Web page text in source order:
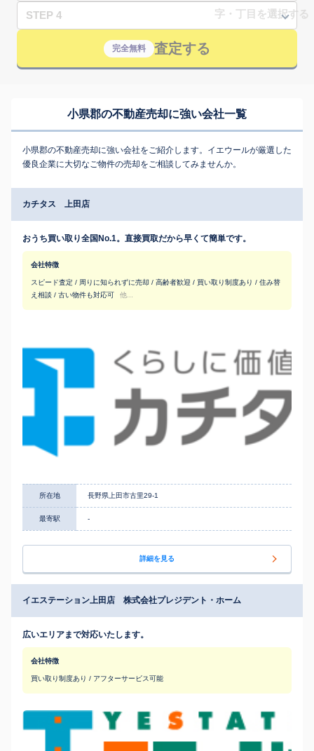
STEP 4
完全無料 査定する
小県郡の不動産売却に強い会社一覧
小県郡の不動産売却に強い会社をご紹介します。イエウールが厳選した
優良企業に大切なご物件の売却をご相談してみませんか。
カチタス 上田店
おうち買い取り全国No.1。直接買取だから早くて簡単です。
会社特徴
スピード査定 / 周りに知られずに売却 / 高齢者歓迎 / 買い取り制度あり / 住み替
え相談 / 古い物件も対応可
他...
所在地 長野県上田市古里29-1
最寄駅 -
詳細を見る
イエステーション上田店 株式会社プレジデント・ホーム
広いエリアまで対応いたします。
会社特徴
買い取り制度あり / アフターサービス可能